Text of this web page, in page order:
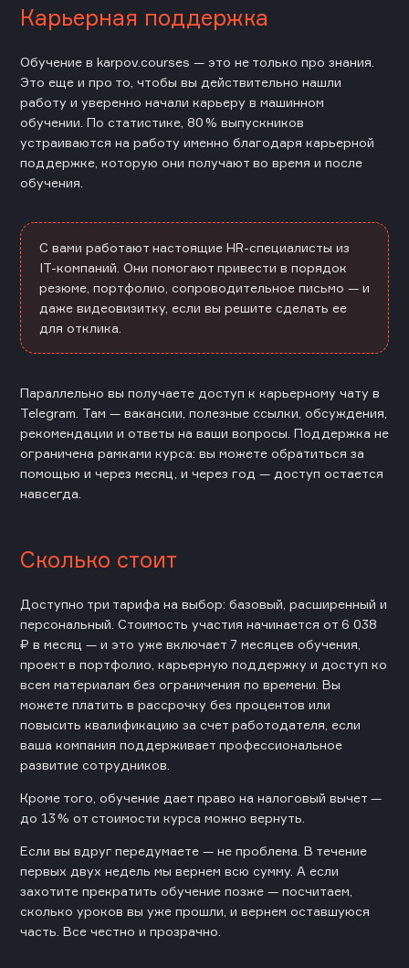
Карьерная поддержка
Обучение в karpov.courses — это не только про знания.
Это еще и про то, чтобы вы действительно нашли
работу и уверенно начали карьеру в машинном
обучении. По статистике, 80 % выпускников
устраиваются на работу именно благодаря карьерной
поддержке, которую они получают во время и после
обучения.
С вами работают настоящие HR-специалисты из
IT-компаний. Они помогают привести в порядок
резюме, портфолио, сопроводительное письмо — и
даже видеовизитку, если вы решите сделать ее
для отклика.
Параллельно вы получаете доступ к карьерному чату в
Telegram. Там — вакансии, полезные ссылки, обсуждения,
рекомендации и ответы на ваши вопросы. Поддержка не
ограничена рамками курса: вы можете обратиться за
помощью и через месяц, и через год — доступ остается
навсегда.
Сколько стоит
Доступно три тарифа на выбор: базовый, расширенный и
персональный. Стоимость участия начинается от 6 038
₽ в месяц — и это уже включает 7 месяцев обучения,
проект в портфолио, карьерную поддержку и доступ ко
всем материалам без ограничения по времени. Вы
можете платить в рассрочку без процентов или
повысить квалификацию за счет работодателя, если
ваша компания поддерживает профессиональное
развитие сотрудников.
Кроме того, обучение дает право на налоговый вычет —
до 13 % от стоимости курса можно вернуть.
Если вы вдруг передумаете — не проблема. В течение
первых двух недель мы вернем всю сумму. А если
захотите прекратить обучение позже — посчитаем,
сколько уроков вы уже прошли, и вернем оставшуюся
часть. Все честно и прозрачно.